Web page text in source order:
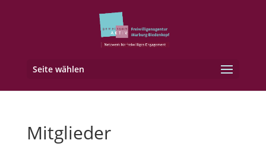
Seite wählen
Mitglieder